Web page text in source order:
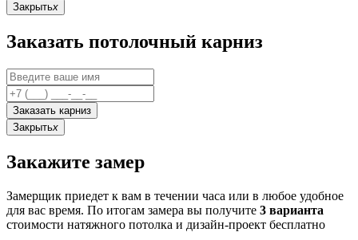
Закрытьx
Заказать потолочный карниз
Заказать карниз
Закрытьx
Закажите замер
Замерщик приедет к вам в течении часа или в любое удобное
для вас время. По итогам замера вы получите 3 варианта
стоимости натяжного потолка и дизайн-проект бесплатно